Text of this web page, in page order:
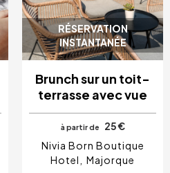
RÉSERVATION
INSTANTANÉE
Brunch sur un toit-
terrasse avec vue
à partir de
25 €
Nivia Born Boutique
Hotel
Majorque